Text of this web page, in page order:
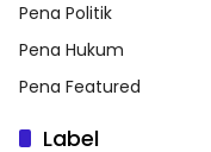
Pena Politik
Pena Hukum
Pena Featured
Label